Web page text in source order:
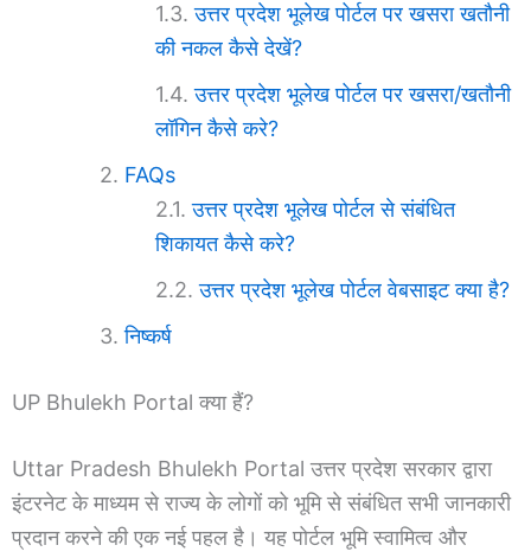
उत्तर प्रदेश भूलेख पोर्टल पर खसरा खतौनी
की नकल कैसे देखें?
उत्तर प्रदेश भूलेख पोर्टल पर खसरा/खतौनी
लॉगिन कैसे करे?
FAQs
उत्तर प्रदेश भूलेख पोर्टल से संबंधित
शिकायत कैसे करे?
उत्तर प्रदेश भूलेख पोर्टल वेबसाइट क्या है?
निष्कर्ष
UP Bhulekh Portal क्या हैं?
Uttar Pradesh Bhulekh Portal उत्तर प्रदेश सरकार द्वारा
इंटरनेट के माध्यम से राज्य के लोगों को भूमि से संबंधित सभी जानकारी
प्रदान करने की एक नई पहल है। यह पोर्टल भूमि स्वामित्व और